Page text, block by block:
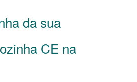
da sua
CE na